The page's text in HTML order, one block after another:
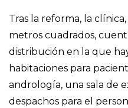
Tras la reforma, la
metros cuadrados,
distribución en la que
habitaciones para
andrología, una sala de
despachos para el